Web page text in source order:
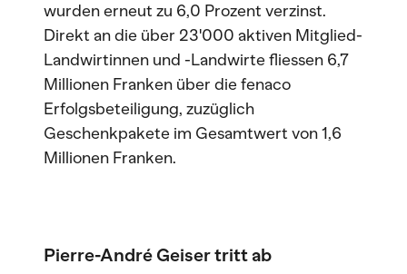
wurden erneut zu 6,0 Prozent verzinst.
Direkt an die über 23'000 aktiven Mitglied-
Landwirtinnen und -Landwirte fliessen 6,7
Millionen Franken über die fenaco
Erfolgsbeteiligung, zuzüglich
Geschenkpakete im Gesamtwert von 1,6
Millionen Franken.
Pierre-André Geiser tritt ab